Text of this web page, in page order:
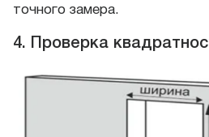
точного замера.
4. Проверка